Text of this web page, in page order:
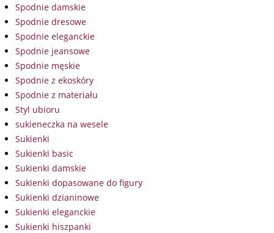
Spodnie damskie
Spodnie dresowe
Spodnie eleganckie
Spodnie jeansowe
Spodnie męskie
Spodnie z ekoskóry
Spodnie z materiału
Styl ubioru
sukieneczka na wesele
Sukienki
Sukienki basic
Sukienki damskie
Sukienki dopasowane do figury
Sukienki dzianinowe
Sukienki eleganckie
Sukienki hiszpanki